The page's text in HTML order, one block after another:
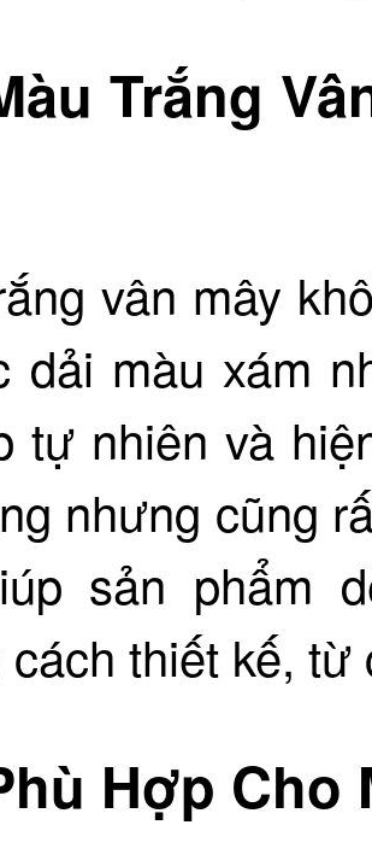
Trắng
vân mây
dải màu xám
tự nhiên và
nhưng cũng
sản phẩm
cách thiết kế,
Hợp